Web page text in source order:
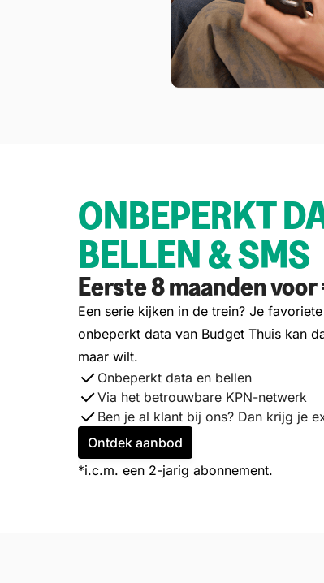
ONBEPERKT
BELLEN & SMS
Eerste 8 maanden voor
Een serie kijken in de trein? Je
onbeperkt data van Budget Thuis kan
maar wilt.
Onbeperkt data en bellen
Via het betrouwbare KPN-netwerk
Ben je al klant bij ons? Dan krijg je
Ontdek aanbod
*i.c.m. een 2-jarig abonnement.